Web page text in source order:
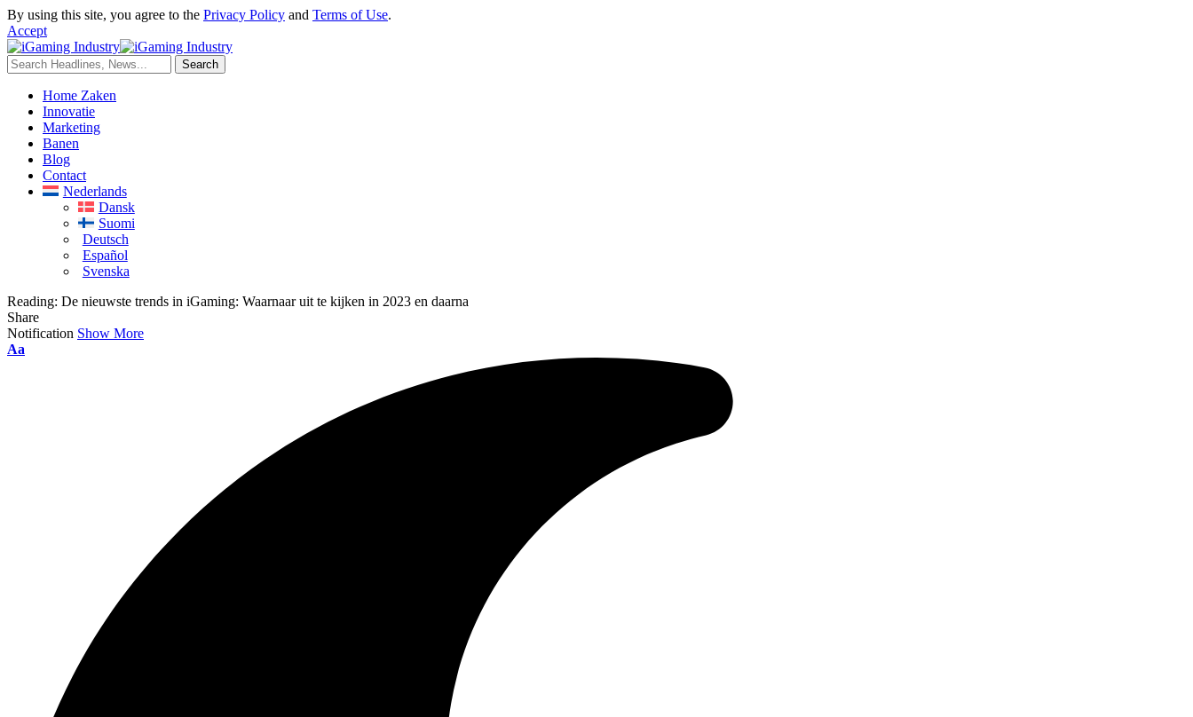
By using this site, you agree to the Privacy Policy and Terms of Use.
Accept
Home Zaken
Innovatie
Marketing
Banen
Blog
Contact
Nederlands
Dansk
Suomi
Deutsch
Español
Svenska
Reading: De nieuwste trends in iGaming: Waarnaar uit te kijken in 2023 en daarna
Share
Notification Show More
Aa